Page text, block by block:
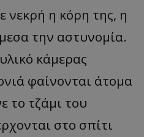
νεκρή η κόρη της, η
την αστυνομία.
κάμερας
φαίνονται άτομα
το τζάμι του
στο σπίτι